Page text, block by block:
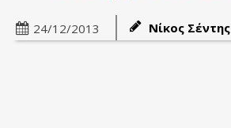
24/12/2013 Νίκος Σέντης